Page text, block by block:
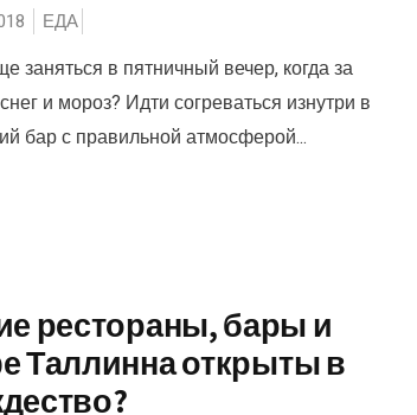
ЕДА
заняться в пятничный вечер, когда за
и мороз? Идти согреваться изнутри в
бар с правильной атмосферой...
рестораны, бары и
Таллинна открыты в